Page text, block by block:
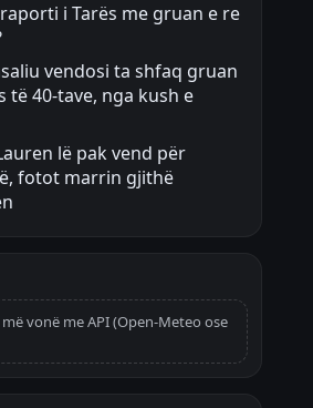
i Tarës me gruan e re
vendosi ta shfaq gruan
të 40-tave, nga kush e
lë pak vend për
fotot marrin gjithë
vonë me API (Open-Meteo ose